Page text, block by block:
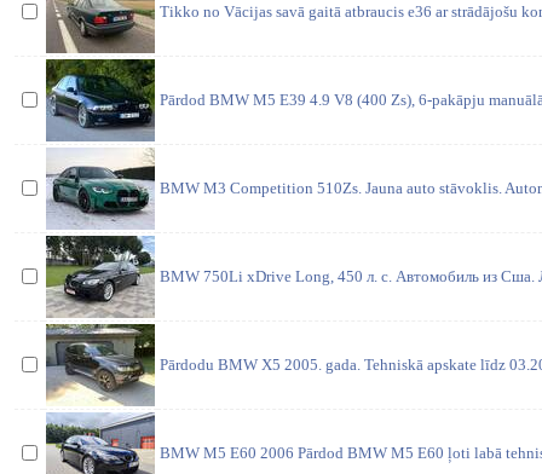
Tikko no Vācijas savā gaitā atbraucis e36 ar strādājošu
Pārdod BMW M5 E39 4.9 V8 (400 Zs), 6-pakāpju
BMW M3 Competition 510Zs. Jauna auto stāvoklis.
BMW 750Li xDrive Long, 450 л. с. Автомобиль из Сша.
Pārdodu BMW X5 2005. gada. Tehniskā apskate līdz
BMW M5 E60 2006 Pārdod BMW M5 E60 ļoti labā